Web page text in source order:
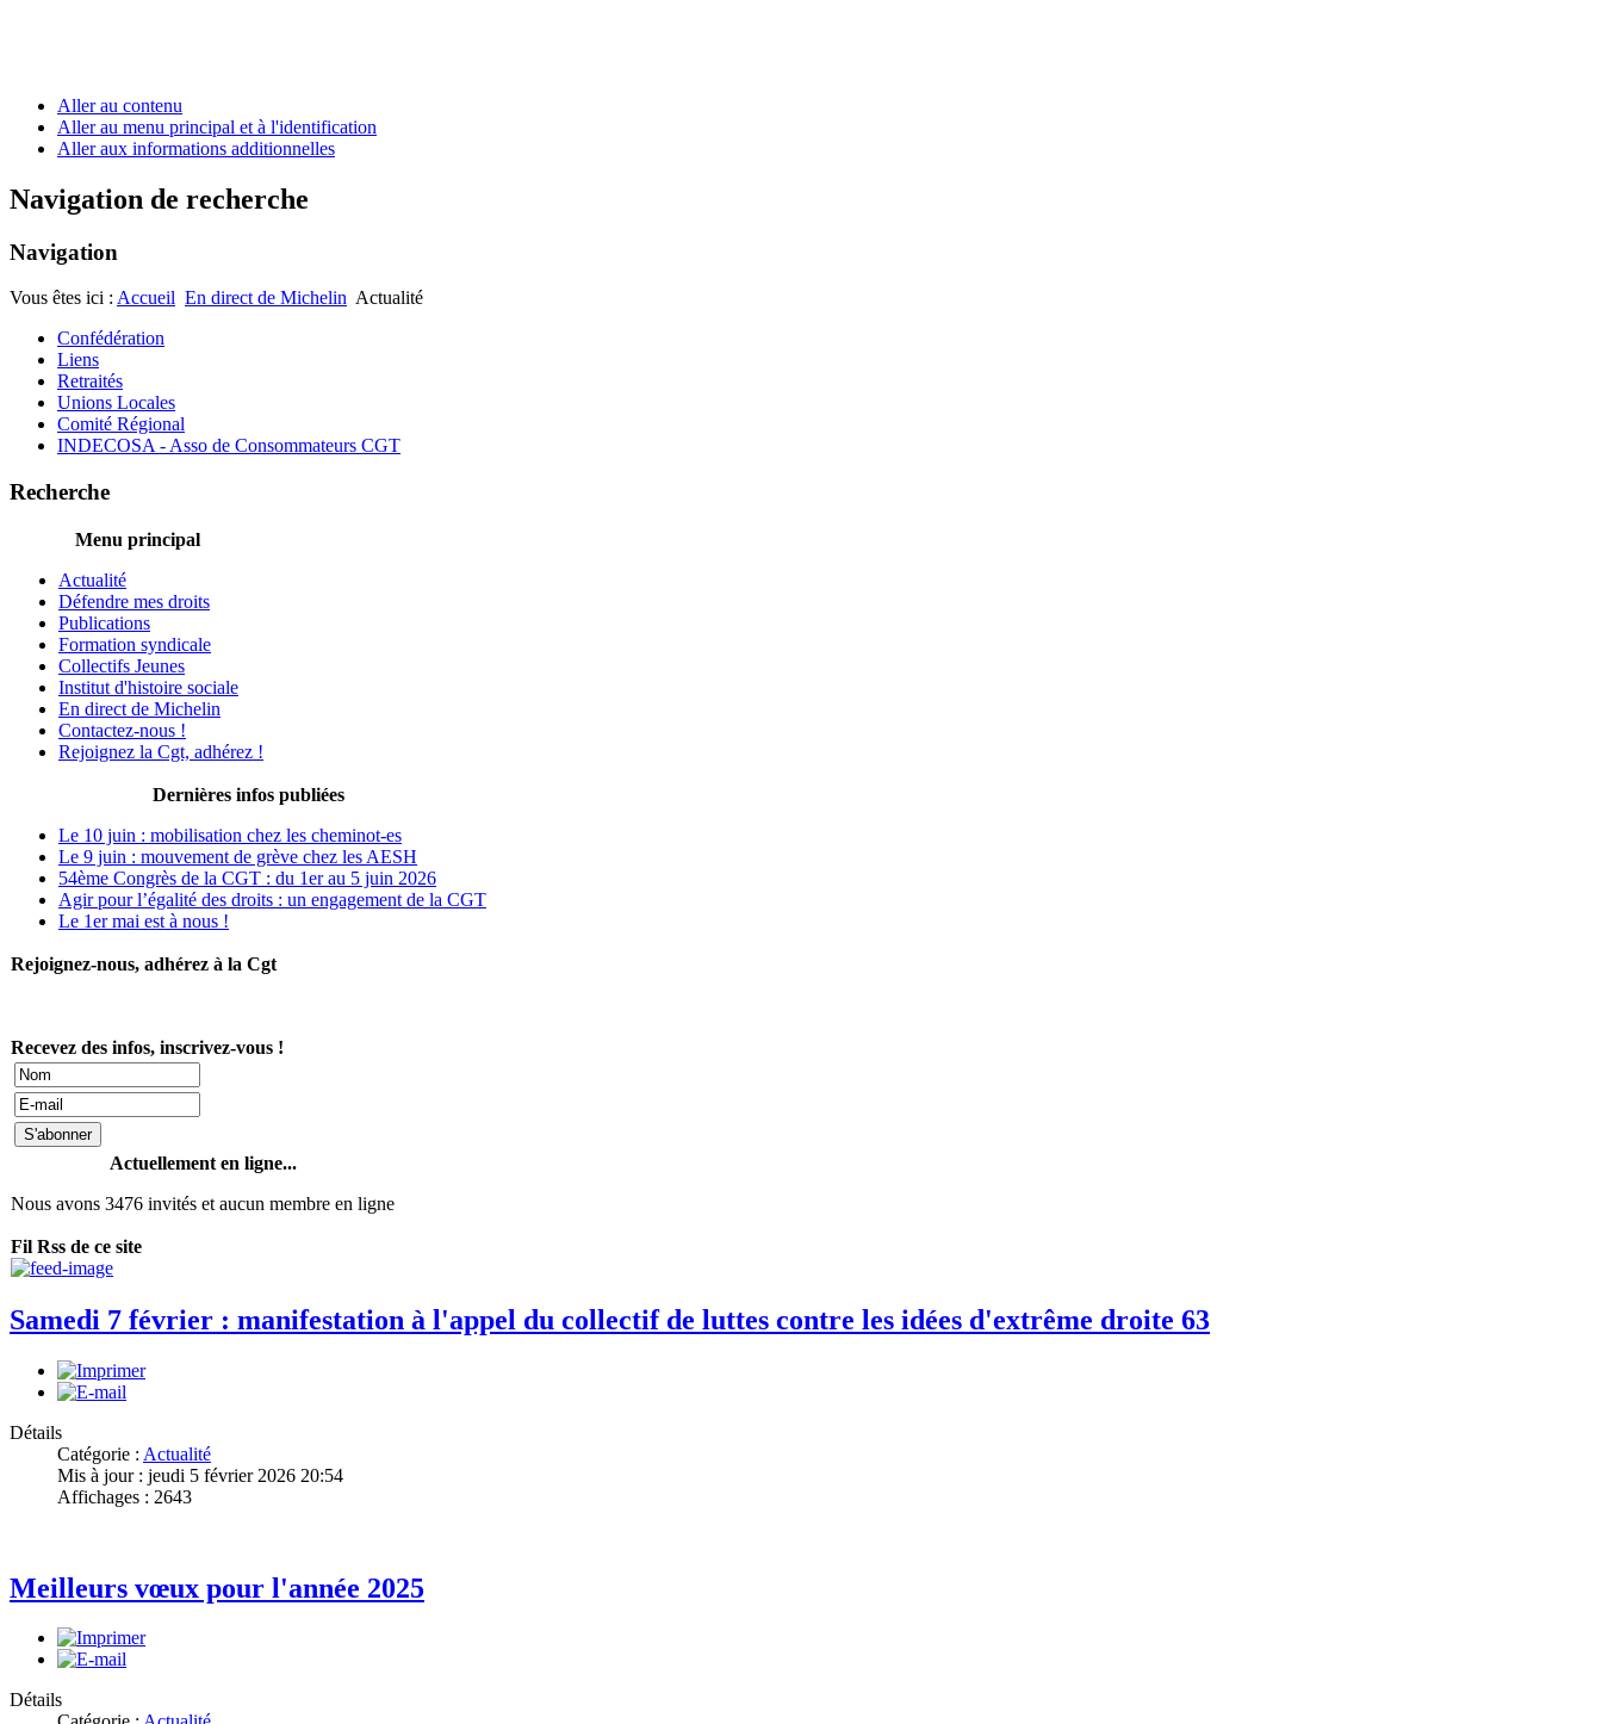
Aller au contenu
Aller au menu principal et à l'identification
Aller aux informations additionnelles
Navigation de recherche
Navigation
Vous êtes ici : Accueil En direct de Michelin Actualité
Confédération
Liens
Retraités
Unions Locales
Comité Régional
INDECOSA - Asso de Consommateurs CGT
Recherche
Menu principal
Actualité
Défendre mes droits
Publications
Formation syndicale
Collectifs Jeunes
Institut d'histoire sociale
En direct de Michelin
Contactez-nous !
Rejoignez la Cgt, adhérez !
Dernières infos publiées
Le 10 juin : mobilisation chez les cheminot-es
Le 9 juin : mouvement de grève chez les AESH
54ème Congrès de la CGT : du 1er au 5 juin 2026
Agir pour l’égalité des droits : un engagement de la CGT
Le 1er mai est à nous !
Rejoignez-nous, adhérez à la Cgt
Recevez des infos, inscrivez-vous !
Actuellement en ligne...
Nous avons 3476 invités et aucun membre en ligne
Fil Rss de ce site
Samedi 7 février : manifestation à l'appel du collectif de luttes contre les idées d'extrême droite 63
Détails
Catégorie : Actualité
Mis à jour : jeudi 5 février 2026 20:54
Affichages : 2643
Meilleurs vœux pour l'année 2025
Détails